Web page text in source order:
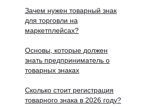
Зачем нужен товарный знак
для торговли на
маркетплейсах?
Основы, которые должен
знать предприниматель о
товарных знаках
Сколько стоит регистрация
товарного знака в 2026 году?